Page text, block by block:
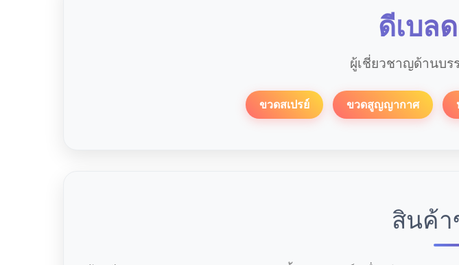
ดีเบล
ผู้เชี่ยวชาญด้านบ
ขวดสเปรย์ ขวดสูญญากาศ
สินค้า